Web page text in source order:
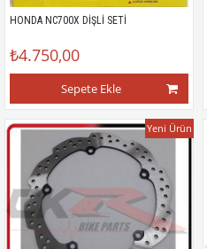
HONDA NC700X DİŞLİ SETİ
₺4.750,00
Sepete Ekle
Yeni Ürün